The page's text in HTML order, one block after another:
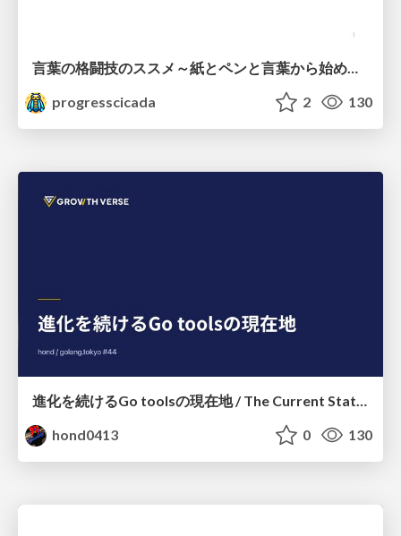
言葉の格闘技のススメ～紙とペンと言葉から始める、キャリアの描き方～
progresscicada
2 130
進化を続けるGo toolsの現在地 / The Current State of Ever-Evolving Go Tools
hond0413
0 130